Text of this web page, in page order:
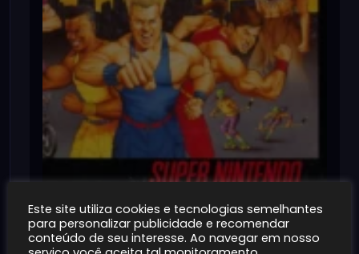
The Combatribes [USA]
~100MB 1K+
Este site utiliza cookies e tecnologias semelhantes
para personalizar publicidade e recomendar
conteúdo de seu interesse. Ao navegar em nosso